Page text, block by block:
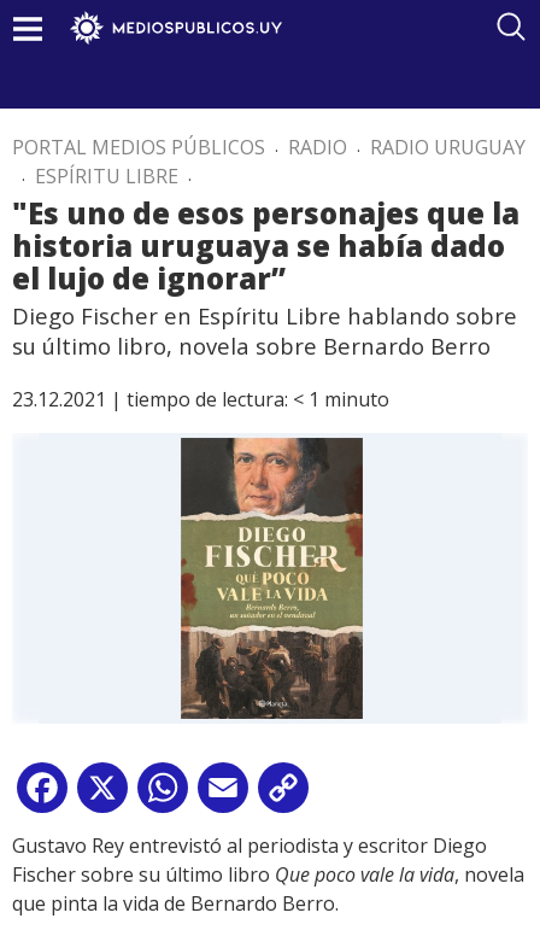
PORTAL MEDIOS PÚBLICOS . RADIO . RADIO URUGUAY
. ESPÍRITU LIBRE .
"Es uno de esos personajes que la
historia uruguaya se había dado
el lujo de ignorar”
Diego Fischer en Espíritu Libre hablando sobre
su último libro, novela sobre Bernardo Berro
23.12.2021 | tiempo de lectura: < 1 minuto
Facebook
X WhatsApp
Email
Link
Gustavo Rey entrevistó al periodista y escritor Diego
Fischer sobre su último libro Que poco vale la vida, novela
que pinta la vida de Bernardo Berro.